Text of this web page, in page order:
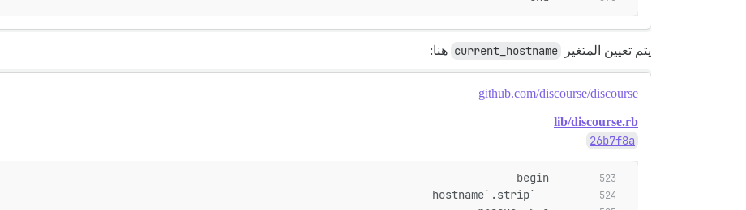
يتم تعيين المتغير current_hostname هنا:
github.com/discourse/discourse
lib/discourse.rb
26b7f8a
        `hostname`.strip